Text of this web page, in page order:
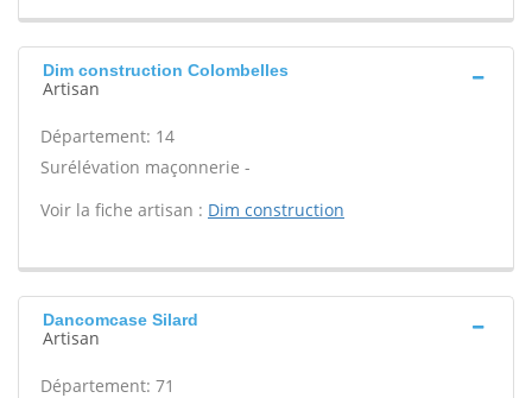
Dim construction Colombelles
Artisan
Département: 14
Surélévation maçonnerie -
Voir la fiche artisan : Dim construction
Dancomcase Silard
Artisan
Département: 71